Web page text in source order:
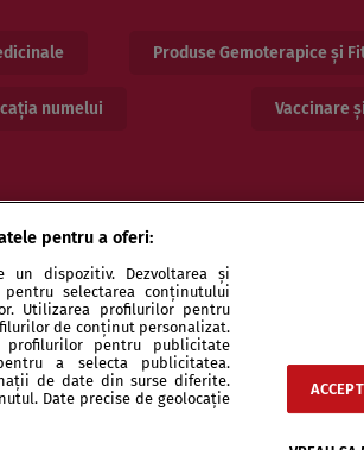
Produse Gemoterapice și
numelui Vaccinare
și specialiști Echipa Contact
pentru a oferi:
un dispozitiv. Dezvoltarea și
selectarea conținutului
Utilizarea profilurilor pentru
de conținut personalizat.
profilurilor pentru publicitate
a selecta publicitatea.
de date din surse diferite.
Date precise de geolocație